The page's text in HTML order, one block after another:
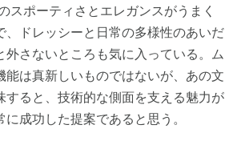
スポーティさとエレガンスがうまく
、ドレッシーと日常の多様性のあいだ
外さないところも気に入っている。ム
能は真新しいものではないが、あの文
すると、技術的な側面を支える魅力が
成功した提案であると思う。